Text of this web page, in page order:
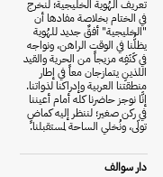
تعريف الهُوية الخليجية؛ لنخرج
في الختام بخلاصة مفادها أن
"الخليجية" أفقٌ جديد للهُوية
يظلُّنا في الوقت الراهن، ونواجه
في كَنَفِه مزيجاً من الحرية والقيد
اللذينِ يتمازجان معاً في إطار
منطقتنا العربية وإدراكنا لذواتنا.
إنَّا نوجز حاضرنا كله أمام أعيننا
في ركن صغير؛ لننظر إليه كماضٍ
تولّى، ونُخلي الساحة لمستقبلنا.
دار سوالف